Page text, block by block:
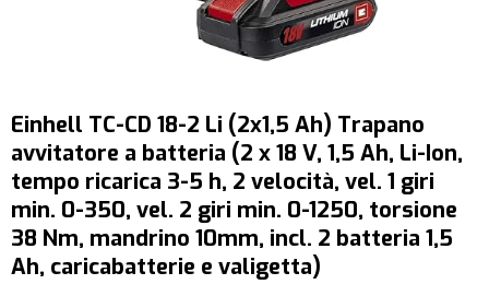
Einhell TC-CD 18-2 Li (2x1,5 Ah) Trapano
avvitatore a batteria (2 x 18 V, 1,5 Ah, Li-Ion,
tempo ricarica 3-5 h, 2 velocità, vel. 1 giri
min. 0-350, vel. 2 giri min. 0-1250, torsione
38 Nm, mandrino 10mm, incl. 2 batteria 1,5
Ah, caricabatterie e valigetta)